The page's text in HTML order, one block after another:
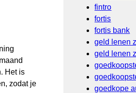
Het is
zodat je
fintro
fortis
fortis bank
geld lenen
geld lenen
goedkope